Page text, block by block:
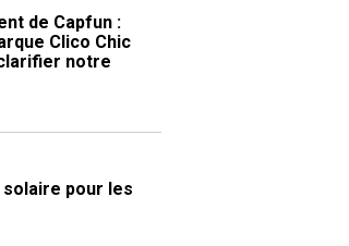
de Capfun :
Clico Chic
notre
solaire pour les